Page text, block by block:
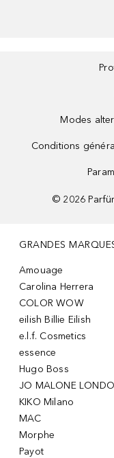
Modes
Conditions
© 2026
GRANDES
Amouage
Carolina Herrera
COLOR WOW
eilish Billie Eilish
e.l.f. Cosmetics
essence
Hugo Boss
JO MALONE
KIKO Milano
MAC
Morphe
Payot